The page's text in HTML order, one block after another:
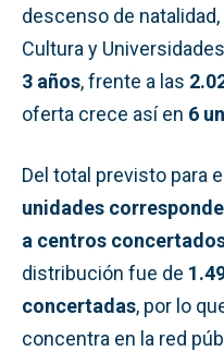
descenso de
Cultura y
3 años, frente a las
oferta crece así en 6
Del total previsto para
unidades
a centros
distribución fue de
concertadas, por lo
concentra en la red